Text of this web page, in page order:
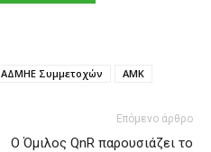
ΑΔΜΗΕ Συμμετοχών
ΑΜΚ
Επόμενο άρθρο
Ο Όμιλος QnR παρουσιάζει το